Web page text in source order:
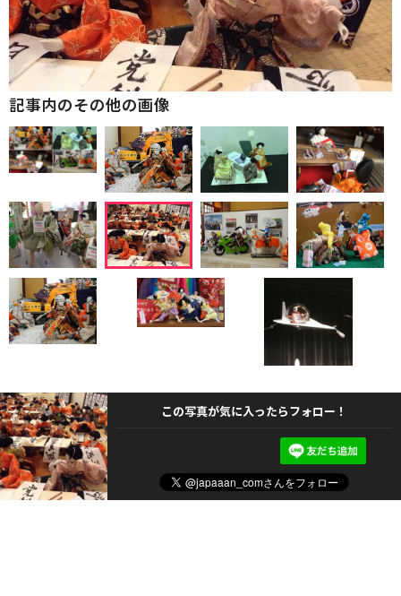
記事内のその他の画像
この写真が気に入ったらフォロー！